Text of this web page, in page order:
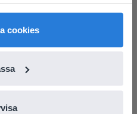
cookies
Svenska